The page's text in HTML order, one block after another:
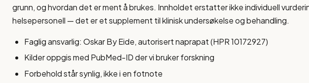
grunn, og hvordan det er ment å brukes. Innholdet erstatter ikke individuell
helsepersonell — det er et supplement til klinisk undersøkelse og behandling.
Faglig ansvarlig: Oskar By Eide, autorisert naprapat (HPR 10172927)
Kilder oppgis med PubMed-ID der vi bruker forskning
Forbehold står synlig, ikke i en fotnote